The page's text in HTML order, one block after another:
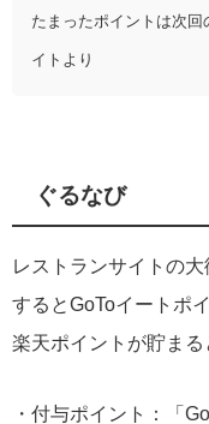
たまったポイントは次
イトより
ぐるなび
レストランサイトの
するとGoToイートポ
楽天ポイントが貯まる
・付与ポイント：「